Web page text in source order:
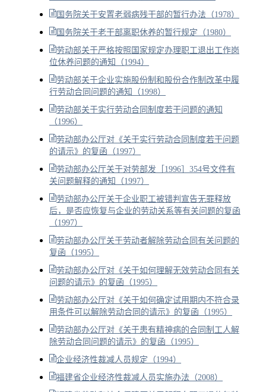
国务院关于安置老弱病残干部的暂行办法（1978）
国务院关于老干部离职休养的暂行规定（1980）
劳动部关于严格按照国家规定办理职工退出工作岗
位休养问题的通知（1994）
劳动部关于企业实施股份制和股份合作制改革中履
行劳动合同问题的通知（1998）
劳动部关于实行劳动合同制度若干问题的通知
（1996）
劳动部办公厅对《关于实行劳动合同制度若干问题
的请示》的复函（1997）
劳动部办公厅关于对劳部发［1996］354号文件有
关问题解释的通知（1997）
劳动部办公厅关于企业职工被错判宣告无罪释放
后，是否应恢复与企业的劳动关系等有关问题的复函
（1997）
劳动部办公厅关于劳动者解除劳动合同有关问题的
复函（1995）
劳动部办公厅对《关于如何理解无效劳动合同有关
问题的请示》的复函（1995）
劳动部办公厅对《关于如何确定试用期内不符合录
用条件可以解除劳动合同的请示》的复函（1995）
劳动部办公厅对《关于患有精神病的合同制工人解
除劳动合同问题的请示》的复函（1995）
企业经济性裁减人员规定（1994）
福建省企业经济性裁减人员实施办法（2008）